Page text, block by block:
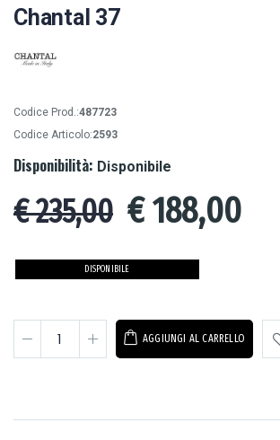
Chantal 37
Codice Prod.:487723
Codice Articolo:2593
Disponibilità: Disponibile
€ 235,00 €188,00
DISPONIBILE
AGGIUNGI AL CARRELLO